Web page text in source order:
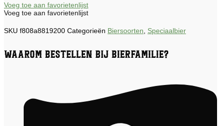
Voeg toe aan favorietenlijst
Voeg toe aan favorietenlijst
SKU f808a8819200 Categorieën Biersoorten Speciaalbier
Waarom bestellen bij Bierfamilie?